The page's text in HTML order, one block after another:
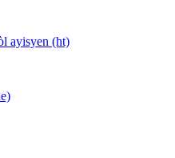
ayisyen (ht)